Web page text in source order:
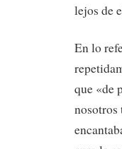
lejos de
En lo
que «de
nosotros